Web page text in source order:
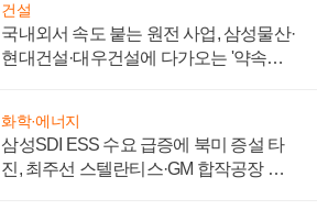
건설
국내외서 속도 붙는 원전 사업, 삼성물산·
현대건설·대우건설에 다가오는 '약속의
화학·에너지
삼성SDI ESS 수요 급증에 북미 증설 타
진, 최주선 스텔란티스·GM 합작공장 건